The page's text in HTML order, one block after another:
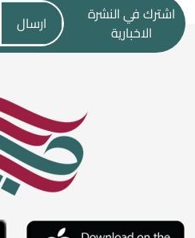
اشترك في النشرة
الاخبارية
ارسال